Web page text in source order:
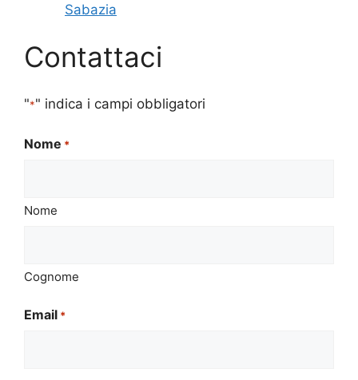
Sabazia
Contattaci
"*" indica i campi obbligatori
Nome *
Nome
Cognome
Email *